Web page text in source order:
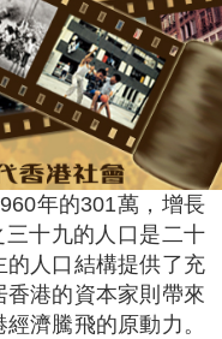
年的301萬，增長
十九的人口是二十
人口結構提供了充
港的資本家則帶來
濟騰飛的原動力。